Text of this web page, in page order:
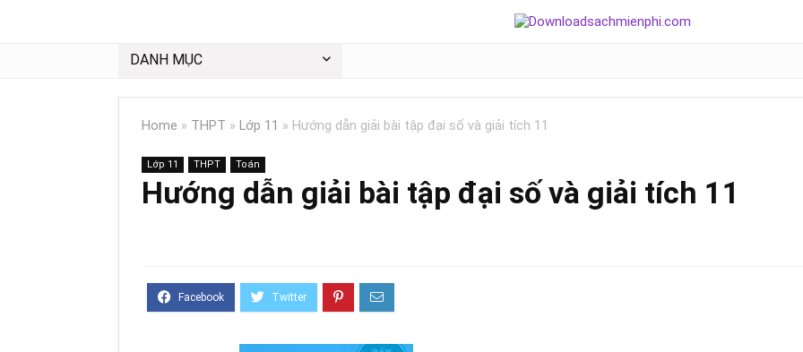
DANH MỤC
Home » THPT » Lớp 11 » Hướng dẫn giải bài tập đại số và giải tích 11
Lớp 11 THPT Toán
Hướng dẫn giải bài tập đại số và giải tích 11